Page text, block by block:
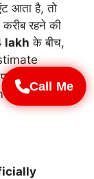
Call Me
आता है, तो
रहने की
lakh के बीच,
आधारित है